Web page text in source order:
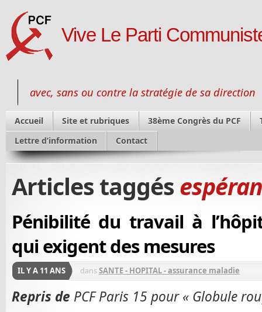
Vive Le Parti
avec, sans ou contre la stratégie de sa direction
Accueil Site et rubriques 38ème Congrès du PCF
Lettre d’information
Contact
Articles taggés
Pénibilité du travail à
qui exigent des mesures
IL Y A 11 ANS dansSANTE - HOPITAL - assurance maladie
Repris de PCF Paris 15 pour « Globule